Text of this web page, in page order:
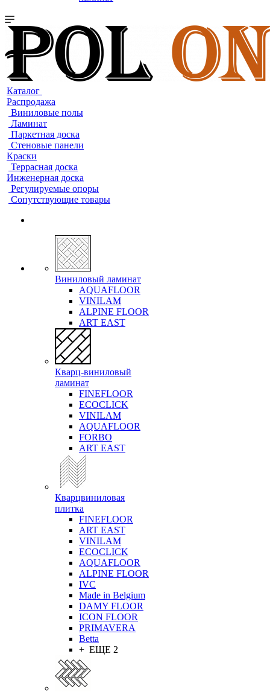
Каталог
Распродажа
Виниловые полы
Ламинат
Паркетная доска
Стеновые панели
Краски
Террасная доска
Инженерная доска
Регулируемые опоры
Сопутствующие товары
Виниловый ламинат
AQUAFLOOR
VINILAM
ALPINE FLOOR
ART EAST
Кварц-виниловый
ламинат
FINEFLOOR
ECOCLICK
VINILAM
AQUAFLOOR
FORBO
ART EAST
Кварцвиниловая
плитка
FINEFLOOR
ART EAST
VINILAM
ECOCLICK
AQUAFLOOR
ALPINE FLOOR
IVC
Made in Belgium
DAMY FLOOR
ICON FLOOR
PRIMAVERA
Betta
+ ЕЩЕ 2